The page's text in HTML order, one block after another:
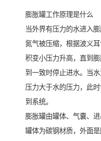
膨胀罐工作原理是什么
当外界有压力的水进入
氮气被压缩，根据波义
积变小压力升高，直到
到一致时停止进水。当
压力大于水的压力，此
到系统。
膨胀罐由罐体、气囊、
罐体为碳钢材质，外面